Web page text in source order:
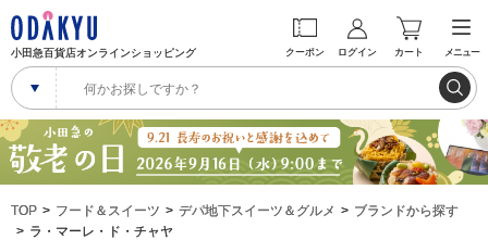
小田急百貨店オンラインショッピング クーポン ログイン カート メニュー
TOP フード＆スイーツ デパ地下スイーツ＆グルメ
ブランドから探す
ラ・マーレ・ド・チャヤ